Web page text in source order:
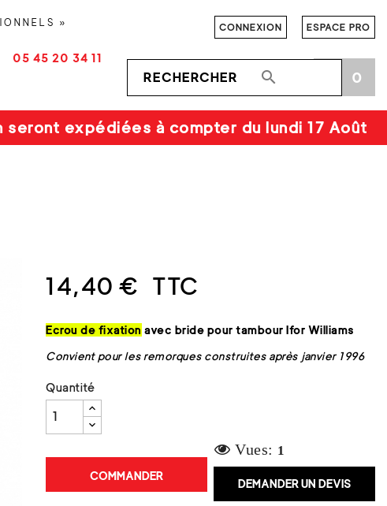
»
05 45 20 34 11
CONNEXION ESPACE PRO
 0
expédiées à compter du lundi 17 Août
14,40 € TTC
Ecrou de fixation avec bride pour tambour Ifor Williams
Convient pour les remorques construites après janvier 1996
Quantité
COMMANDER
Vues: 1
DEMANDER UN DEVIS